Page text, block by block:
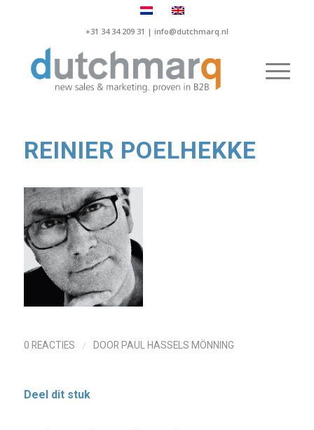
+31 34 34 209 31 | info@dutchmarq.nl
REINIER POELHEKKE
0 REACTIES / DOOR PAUL HASSELS MÖNNING
Deel dit stuk